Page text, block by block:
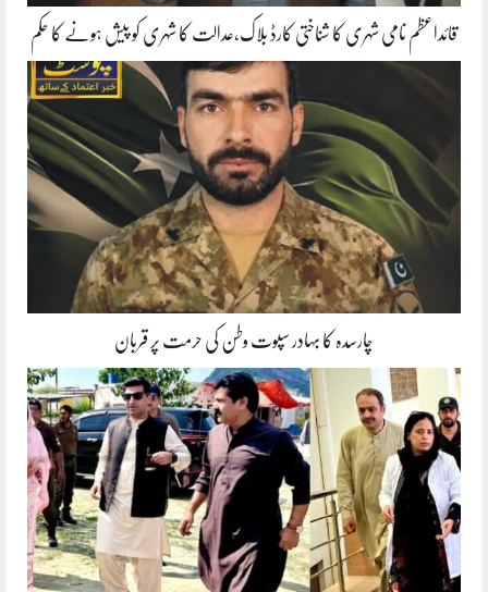
قائداعظم نامی شہری کا شناختی کارڈ بلاک،عدالت کا شہری کو پیش ہونے کا حکم
چارسدہ کا بہادر سپوت وطن کی حرمت پر قربان